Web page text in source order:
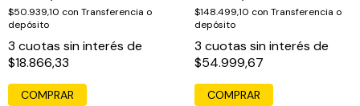
$50.939,10 con Transferencia o
depósito
3 cuotas sin interés de
$18.866,33
COMPRAR
$148.499,10 con Transferencia o
depósito
3 cuotas sin interés de
$54.999,67